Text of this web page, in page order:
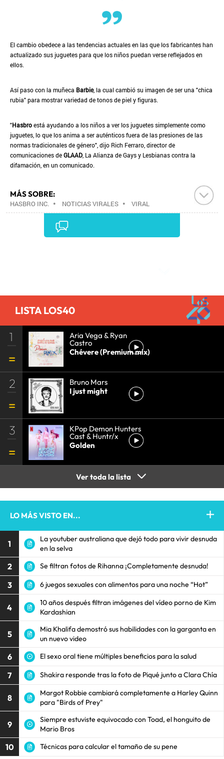
El cambio obedece a las tendencias actuales en las que los fabricantes han
actualizado sus juguetes para que los niños puedan verse reflejados en
ellos.
Así paso con la muñeca Barbie, la cual cambió su imagen de ser una "chica
rubia" para mostrar variedad de tonos de piel y figuras.
"Hasbroestá ayudando a los niños a ver los juguetes simplemente como
juguetes, lo que los anima a ser auténticos fuera de las presiones de las
normas tradicionales de género", dijo Rich Ferraro, director de
comunicaciones deGLAAD , La Alianza de Gays y Lesbianas contra la
difamación, en un comunicado.
MÁS SOBRE:
HASBRO INC. • NOTICIAS VIRALES • VIRAL
•FENÓMENOS INTERNET•EMPRESAS
•ECONOMÍA
TELECOMUNICACIONES•COMUNICACIONES•
LISTA LOS40
1 Aria Vega & Ryan
Castro
Chévere (Premium mix)
2
Bruno Mars
I just might
3 KPop Demon Hunters
Cast & Huntr/x
Golden
Ver toda la lista
LO MÁS VISTO EN...
1
La youtuber australiana que dejó todo para vivir desnuda
en la selva
2 Se filtran fotos de Rihanna ¡Completamente desnuda!
3 6 juegos sexuales con alimentos para una noche “Hot”
4
10 años después filtran imágenes del vídeo porno de Kim
Kardashian
5
Mia Khalifa demostró sus habilidades con la garganta en
un nuevo video
6 El sexo oral tiene múltiples beneficios para la salud
7 Shakira responde tras la foto de Piqué junto a Clara Chía
8
Margot Robbie cambiará completamente a Harley Quinn
para "Birds of Prey"
9
Siempre estuviste equivocado con Toad, el honguito de
Mario Bros
10 Técnicas para calcular el tamaño de su pene